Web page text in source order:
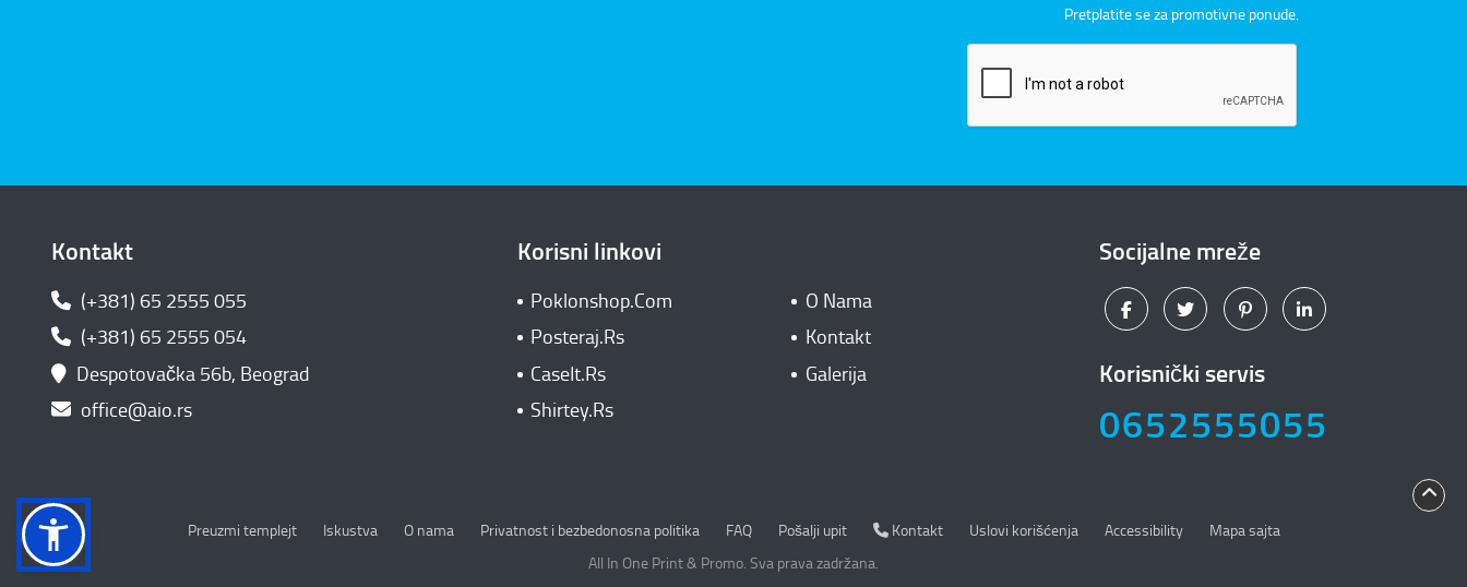
Pretplatite se za promotivne ponude.
Kontakt
(+381) 65 2555 055
(+381) 65 2555 054
Despotovačka 56b, Beograd
office@aio.rs
Korisni linkovi
Poklonshop.Com
O Nama
Posteraj.Rs
Kontakt
CaseIt.Rs
Galerija
Shirtey.Rs
Socijalne mreže
Korisnički servis
0652555055
Preuzmi templejt Iskustva O nama Privatnost i bezbedonosna politika
Privatnost i bezbedonosna politika FAQ Pošalji upit Kontakt
Kontakt Uslovi korišćenja Accessibility
Mapa sajta
All In One Print & Promo. Sva prava zadržana.